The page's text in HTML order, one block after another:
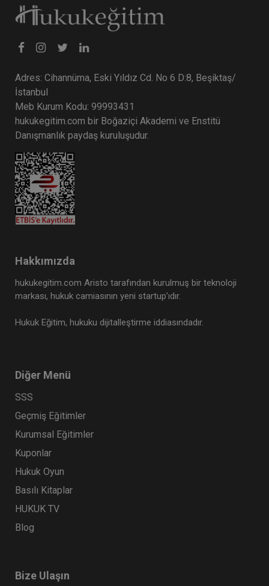
Adres: Cihannüma, Eski Yıldız Cd. No 6 D:8, Beşiktaş/
İstanbul
Meb Kurum Kodu: 99993431
hukukegitim.com bir Boğaziçi Akademi ve Enstitü
Danışmanlık paydaş kuruluşudur.
Hakkımızda
hukukegitim.com Aristo tarafından kurulmuş bir teknoloji
markası, hukuk camiasının yeni startup’ıdır.
Hukuk Eğitim, hukuku dijitalleştirme iddiasındadır.
Diğer Menü
SSS
Geçmiş Eğitimler
Kurumsal Eğitimler
Kuponlar
Hukuk Oyun
Basılı Kitaplar
HUKUK TV
Blog
Bize Ulaşın